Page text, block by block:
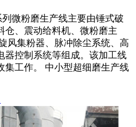
微粉磨生产线主要由锤式破
仓、震动给料机、微粉磨主
风集粉器、脉冲除尘系统、高
器控制系统等组成。该加工线
集工作。 中小型超细磨生产线